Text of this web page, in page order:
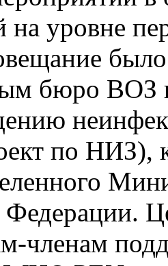
на уровне
было
бюро ВОЗ
по НИЗ),
Федерации.
членам